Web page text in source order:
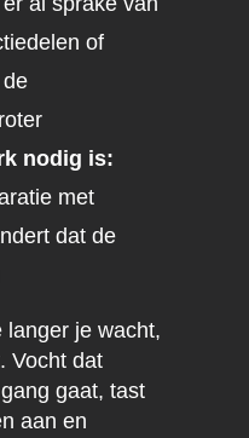
of
nodig is:
met
dat de
langer je wacht,
Vocht dat
gaat, tast
aan en